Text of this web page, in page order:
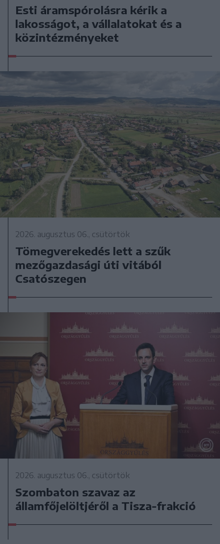
Esti áramspórolásra kérik a
lakosságot, a vállalatokat és a
közintézményeket
2026. augusztus 06., csütörtök
Tömegverekedés lett a szűk
mezőgazdasági úti vitából
Csatószegen
2026. augusztus 06., csütörtök
Szombaton szavaz az
államfőjelöltjéről a Tisza-frakció